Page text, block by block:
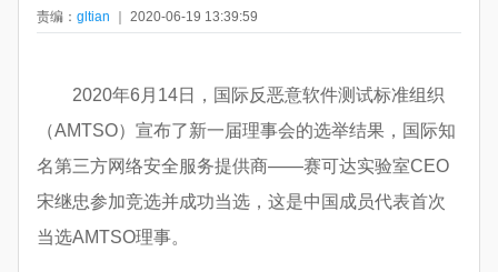
责编： gltian ｜ 2020-06-19 13:39:59
2020年6月14日，国际反恶意软件测试标准组织
（AMTSO）宣布了新一届理事会的选举结果，国际知
名第三方网络安全服务提供商——赛可达实验室CEO
宋继忠参加竞选并成功当选，这是中国成员代表首次
当选AMTSO理事。